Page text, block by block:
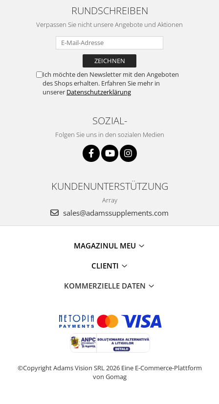
RUNDSCHREIBEN
Verpassen Sie nicht unsere Angebote und Aktionen
Ich möchte den Newsletter mit den Angeboten
des Shops erhalten. Erfahren Sie mehr in
unserer Datenschutzerklärung
SOZIAL-
Folgen Sie uns in den sozialen Medien
KUNDENUNTERSTÜTZUNG
Array
sales@adamssupplements.com
MAGAZINUL MEU
CLIENTI
KOMMERZIELLE DATEN
©Copyright Adams Vision SRL 2026 Eine E-Commerce-Plattform
von Gomag